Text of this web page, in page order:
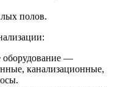
полов.
оборудование —
канализационные,